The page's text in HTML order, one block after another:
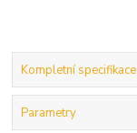
Kompletní specifikace
Parametry